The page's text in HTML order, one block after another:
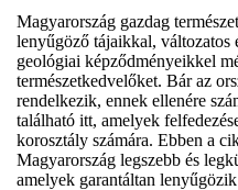
Magyarország gazdag
lenyűgöző tájaikkal, változatos
geológiai képződményeikkel
természetkedvelőket. Bár az
rendelkezik, ennek ellenére
található itt, amelyek
korosztály számára. Ebben a
Magyarország legszebb és
amelyek garantáltan